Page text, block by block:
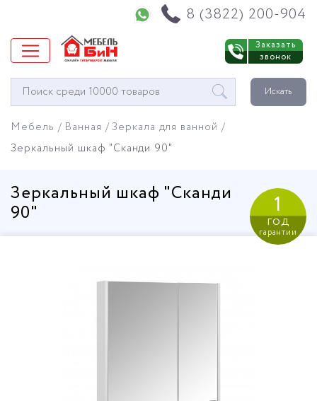
8 (3822) 200-904
Заказать
звонок
Окно
поиска
Искать
Мебель Ванная
Зеркала для ванной
Зеркальный шкаф "Сканди 90"
Зеркальный шкаф "Сканди
90"
1
год
гарантии